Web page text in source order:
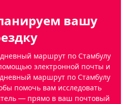
вашу
маршрут по Стамбулу
электронной почты и
маршрут по Стамбулу
помочь вам исследовать
— прямо в ваш почтовый